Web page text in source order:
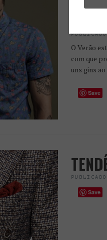
O Verão
com que
uns gins
Save
Save